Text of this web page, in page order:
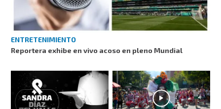
ENTRETENIMIENTO
Reportera exhibe en vivo acoso en pleno Mundial